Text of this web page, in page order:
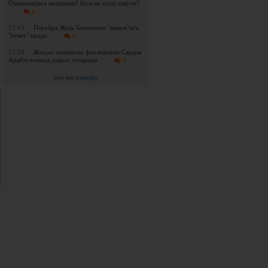
Олимпиадага келадими? Қолган юлдузларчи?
0
13:43
Перейра Жош Хокитнинг "вызов"ига
"ответ" қилди
0
13:20
Жаҳон чемпиони фаолиятини Саудия
Арабистонида давом эттиради
0
яна янгиликлар